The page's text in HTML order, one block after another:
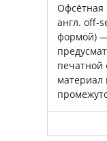
Офсе́тная
англ. off-
формой) —
материал